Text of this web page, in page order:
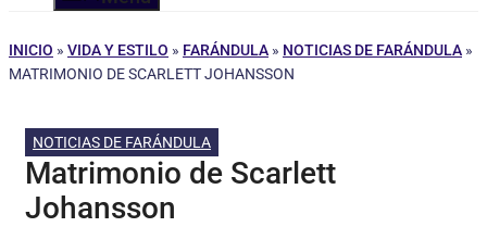
INICIO » VIDA Y ESTILO » FARÁNDULA » NOTICIAS DE FARÁNDULA »
MATRIMONIO DE SCARLETT JOHANSSON
NOTICIAS DE FARÁNDULA
Matrimonio de Scarlett
Johansson